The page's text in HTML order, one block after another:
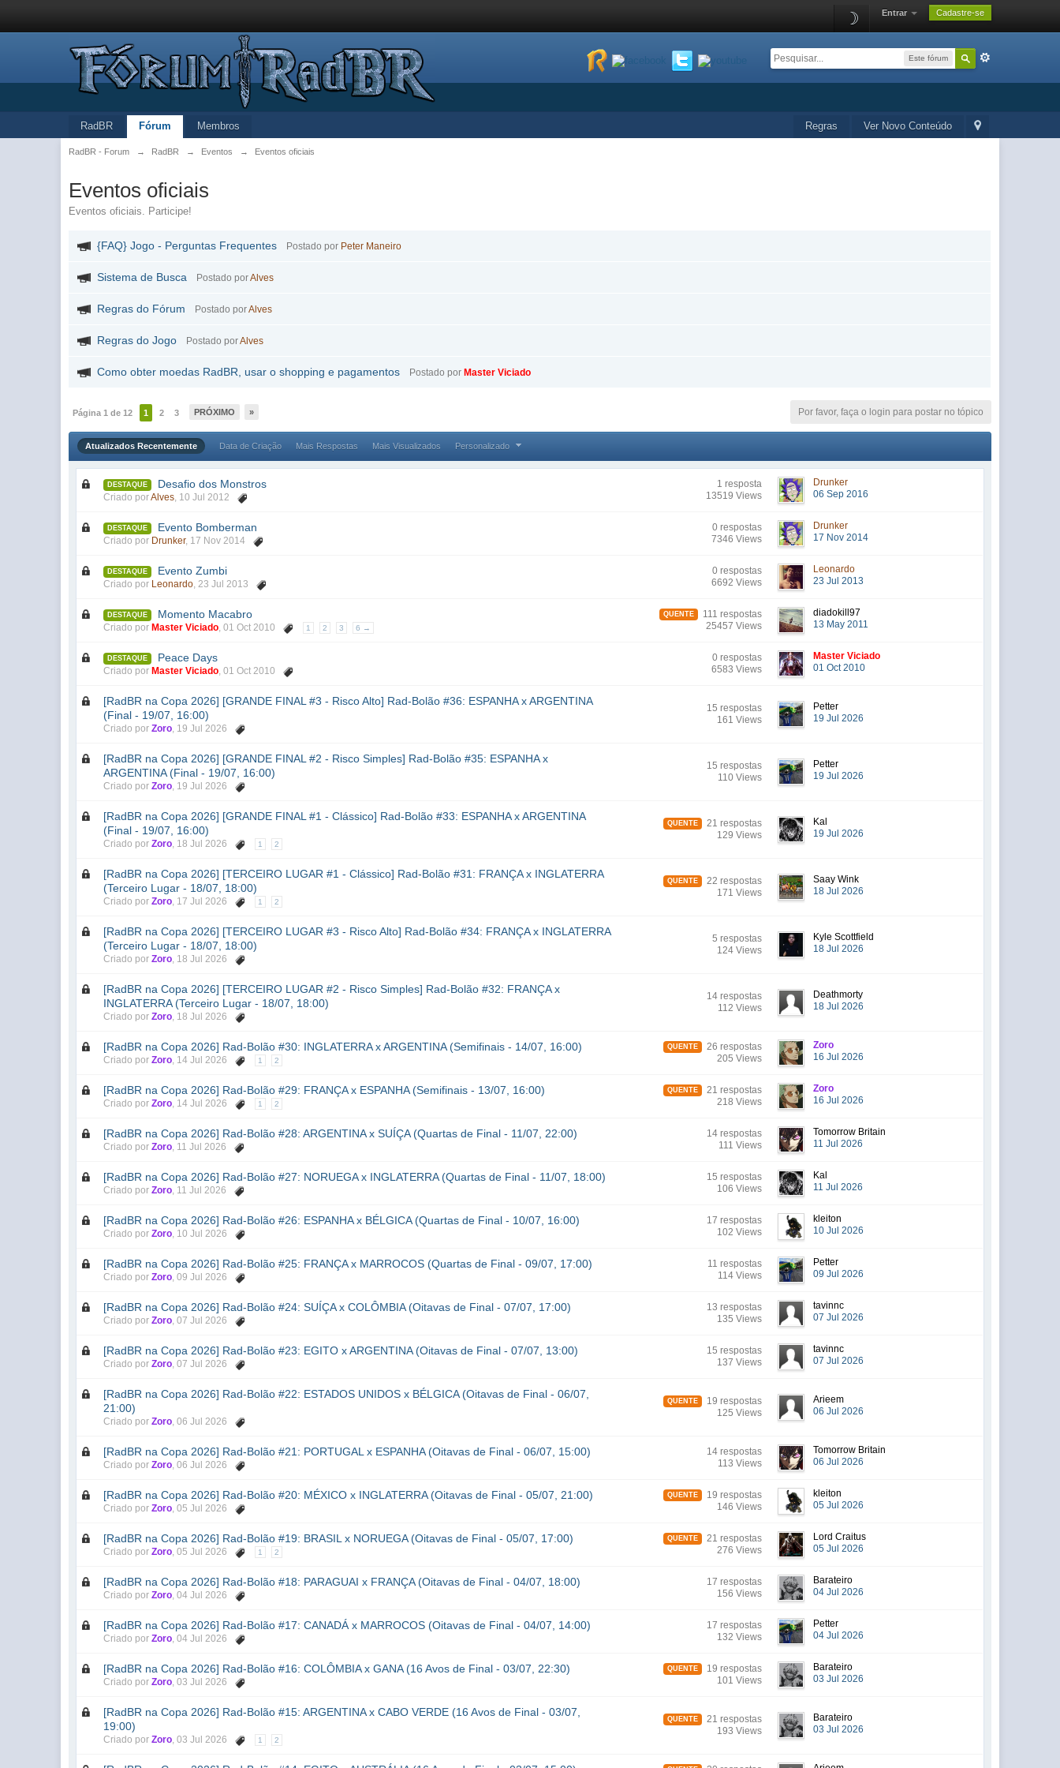
☽ Entrar Cadastre-se
Este fórum
Ver Novo Conteúdo
Regras
RadBR Fórum Membros
RadBR - Forum → RadBR → Eventos → Eventos oficiais
Eventos oficiais
Eventos oficiais. Participe!
{FAQ} Jogo - Perguntas Frequentes Postado por Peter Maneiro
Sistema de Busca Postado porAlves
Regras do Fórum Postado porAlves
Regras do Jogo Postado porAlves
Como obter moedas RadBR, usar o shopping e pagamentos Postado por Master Viciado
Página 1 de 12 1 2 3 PRÓXIMO » Por favor, faça o login para postar no tópico
Atualizados Recentemente Data de Criação Mais Respostas Mais Visualizados Personalizado
DESTAQUE Desafio dos Monstros
Criado porAlves, 10 Jul 2012
1 resposta
13519 Views
Drunker
06 Sep 2016
DESTAQUE Evento Bomberman
Criado por Drunker, 17 Nov 2014
0 respostas
7346 Views
Drunker
17 Nov 2014
DESTAQUE Evento Zumbi
Criado por Leonardo,23 Jul 2013
0 respostas
6692 Views
Leonardo
23 Jul 2013
DESTAQUE Momento Macabro
Criado por Master Viciado,01 Oct 2010 1 2 3 6 →
QUENTE
111 respostas
25457 Views
diadokill97
13 May 2011
DESTAQUE Peace Days
Criado por Master Viciado,01 Oct 2010
0 respostas
6583 Views
Master Viciado
01 Oct 2010
[RadBR na Copa 2026] [GRANDE FINAL #3 - Risco Alto] Rad-Bolão #36: ESPANHA x ARGENTINA
(Final - 19/07, 16:00)
Criado porZoro, 19 Jul 2026
15 respostas
161 Views
Petter
19 Jul 2026
[RadBR na Copa 2026] [GRANDE FINAL #2 - Risco Simples] Rad-Bolão #35: ESPANHA x
ARGENTINA (Final - 19/07, 16:00)
Criado porZoro, 19 Jul 2026
15 respostas
110 Views
Petter
19 Jul 2026
[RadBR na Copa 2026] [GRANDE FINAL #1 - Clássico] Rad-Bolão #33: ESPANHA x ARGENTINA
(Final - 19/07, 16:00)
Criado porZoro, 18 Jul 2026 1 2
QUENTE
21 respostas
129 Views
Kal
19 Jul 2026
[RadBR na Copa 2026] [TERCEIRO LUGAR #1 - Clássico] Rad-Bolão #31: FRANÇA x INGLATERRA
(Terceiro Lugar - 18/07, 18:00)
Criado porZoro, 17 Jul 2026 1 2
QUENTE
22 respostas
171 Views
Saay Wink
18 Jul 2026
[RadBR na Copa 2026] [TERCEIRO LUGAR #3 - Risco Alto] Rad-Bolão #34: FRANÇA x INGLATERRA
(Terceiro Lugar - 18/07, 18:00)
Criado porZoro, 18 Jul 2026
5 respostas
124 Views
Kyle Scottfield
18 Jul 2026
[RadBR na Copa 2026] [TERCEIRO LUGAR #2 - Risco Simples] Rad-Bolão #32: FRANÇA x
INGLATERRA (Terceiro Lugar - 18/07, 18:00)
Criado porZoro, 18 Jul 2026
14 respostas
112 Views
Deathmorty
18 Jul 2026
[RadBR na Copa 2026] Rad-Bolão #30: INGLATERRA x ARGENTINA (Semifinais - 14/07, 16:00)
Criado porZoro, 14 Jul 2026 1 2
QUENTE
26 respostas
205 Views
Zoro
16 Jul 2026
[RadBR na Copa 2026] Rad-Bolão #29: FRANÇA x ESPANHA (Semifinais - 13/07, 16:00)
Criado porZoro, 14 Jul 2026 1 2
QUENTE
21 respostas
218 Views
Zoro
16 Jul 2026
[RadBR na Copa 2026] Rad-Bolão #28: ARGENTINA x SUÍÇA (Quartas de Final - 11/07, 22:00)
Criado porZoro, 11 Jul 2026
14 respostas
111 Views
Tomorrow Britain
11 Jul 2026
[RadBR na Copa 2026] Rad-Bolão #27: NORUEGA x INGLATERRA (Quartas de Final - 11/07, 18:00)
Criado porZoro, 11 Jul 2026
15 respostas
106 Views
Kal
11 Jul 2026
[RadBR na Copa 2026] Rad-Bolão #26: ESPANHA x BÉLGICA (Quartas de Final - 10/07, 16:00)
Criado porZoro, 10 Jul 2026
17 respostas
102 Views
kleiton
10 Jul 2026
[RadBR na Copa 2026] Rad-Bolão #25: FRANÇA x MARROCOS (Quartas de Final - 09/07, 17:00)
Criado porZoro,09 Jul 2026
11 respostas
114 Views
Petter
09 Jul 2026
[RadBR na Copa 2026] Rad-Bolão #24: SUÍÇA x COLÔMBIA (Oitavas de Final - 07/07, 17:00)
Criado porZoro,07 Jul 2026
13 respostas
135 Views
tavinnc
07 Jul 2026
[RadBR na Copa 2026] Rad-Bolão #23: EGITO x ARGENTINA (Oitavas de Final - 07/07, 13:00)
Criado porZoro,07 Jul 2026
15 respostas
137 Views
tavinnc
07 Jul 2026
[RadBR na Copa 2026] Rad-Bolão #22: ESTADOS UNIDOS x BÉLGICA (Oitavas de Final - 06/07,
21:00)
Criado porZoro,06 Jul 2026
QUENTE
19 respostas
125 Views
Arieem
06 Jul 2026
[RadBR na Copa 2026] Rad-Bolão #21: PORTUGAL x ESPANHA (Oitavas de Final - 06/07, 15:00)
Criado porZoro,06 Jul 2026
14 respostas
113 Views
Tomorrow Britain
06 Jul 2026
[RadBR na Copa 2026] Rad-Bolão #20: MÉXICO x INGLATERRA (Oitavas de Final - 05/07, 21:00)
Criado porZoro,05 Jul 2026
QUENTE
19 respostas
146 Views
kleiton
05 Jul 2026
[RadBR na Copa 2026] Rad-Bolão #19: BRASIL x NORUEGA (Oitavas de Final - 05/07, 17:00)
Criado porZoro,05 Jul 2026 1 2
QUENTE
21 respostas
276 Views
Lord Craitus
05 Jul 2026
[RadBR na Copa 2026] Rad-Bolão #18: PARAGUAI x FRANÇA (Oitavas de Final - 04/07, 18:00)
Criado porZoro,04 Jul 2026
17 respostas
156 Views
Barateiro
04 Jul 2026
[RadBR na Copa 2026] Rad-Bolão #17: CANADÁ x MARROCOS (Oitavas de Final - 04/07, 14:00)
Criado porZoro,04 Jul 2026
17 respostas
132 Views
Petter
04 Jul 2026
[RadBR na Copa 2026] Rad-Bolão #16: COLÔMBIA x GANA (16 Avos de Final - 03/07, 22:30)
Criado porZoro,03 Jul 2026
QUENTE
19 respostas
101 Views
Barateiro
03 Jul 2026
[RadBR na Copa 2026] Rad-Bolão #15: ARGENTINA x CABO VERDE (16 Avos de Final - 03/07,
19:00)
Criado porZoro,03 Jul 2026 1 2
QUENTE
21 respostas
193 Views
Barateiro
03 Jul 2026